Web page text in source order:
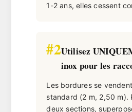
1-2 ans, elles cessent
#2Utilisez
inox pour les
Les bordures se
standard (2 m, 2,50 m).
deux sections,